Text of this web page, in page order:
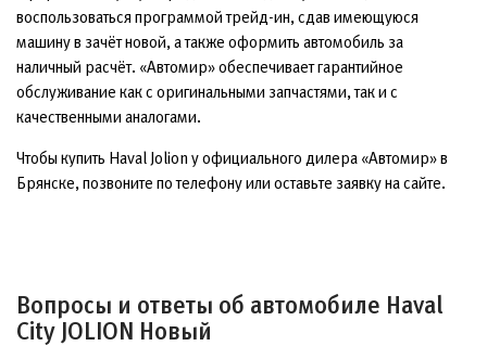
воспользоваться программой трейд-ин, сдав имеющуюся
машину в зачёт новой, а также оформить автомобиль за
наличный расчёт. «Автомир» обеспечивает гарантийное
обслуживание как с оригинальными запчастями, так и с
качественными аналогами.
Чтобы купить Haval Jolion у официального дилера «Автомир» в
Брянске, позвоните по телефону или оставьте заявку на сайте.
Вопросы и ответы об автомобиле Haval
City JOLION Новый